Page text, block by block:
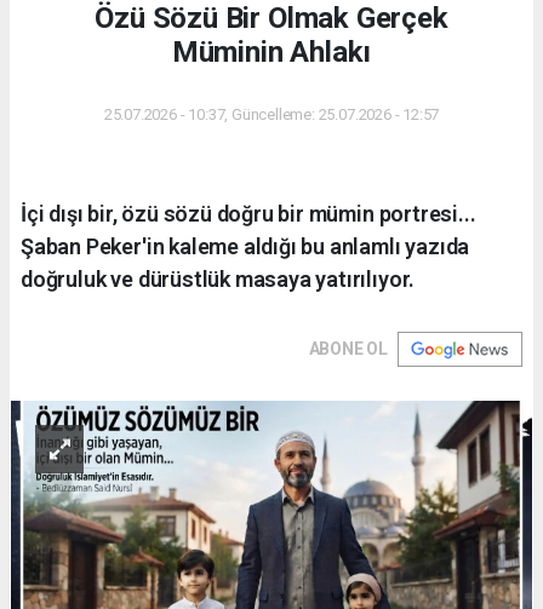
Özü Sözü Bir Olmak Gerçek
Müminin Ahlakı
25.07.2026 - 10:37, Güncelleme: 25.07.2026 - 12:57
İçi dışı bir, özü sözü doğru bir mümin portresi...
Şaban Peker'in kaleme aldığı bu anlamlı yazıda
doğruluk ve dürüstlük masaya yatırılıyor.
ABONE OL